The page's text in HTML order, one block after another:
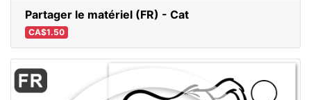
Partager le matériel (FR) - Cat
CA$1.50